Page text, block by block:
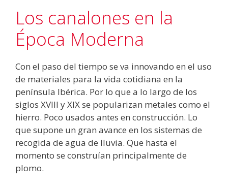
Los canalones en la
Época Moderna
Con el paso del tiempo se va innovando en el uso
de materiales para la vida cotidiana en la
península Ibérica. Por lo que a lo largo de los
siglos XVIII y XIX se popularizan metales como el
hierro. Poco usados antes en construcción. Lo
que supone un gran avance en los sistemas de
recogida de agua de lluvia. Que hasta el
momento se construían principalmente de
plomo.